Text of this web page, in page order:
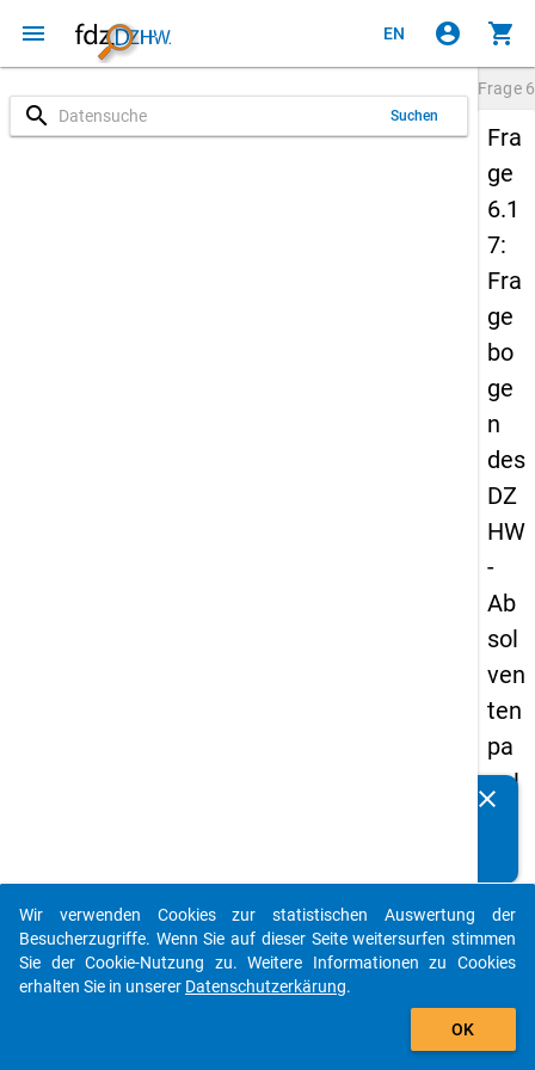
menu EN account_circle shopping_cart
search Suchen
Frage
Fra
ge
6.1
7:
Fra
ge
bo
ge
n
des
DZ
HW
-
Ab
sol
ven
ten
pa
nel
09
-
ers
clear
auto_stories
add_shopping_cart
Wir verwenden Cookies zur statistischen Auswertung der
Besucherzugriffe. Wenn Sie auf dieser Seite weitersurfen stimmen
Sie der Cookie-Nutzung zu. Weitere Informationen zu Cookies
erhalten Sie in unserer Datenschutzerkärung.
OK